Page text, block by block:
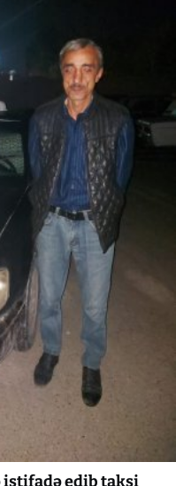
istifadə edib taksi